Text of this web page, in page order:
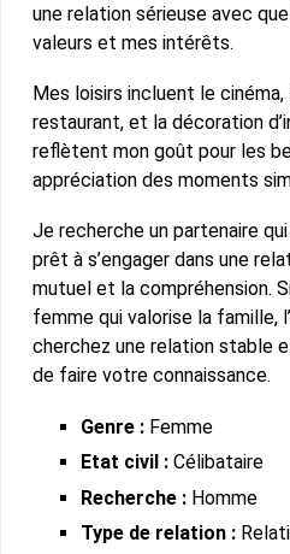
une relation sérieuse avec
valeurs et mes intérêts.
Mes loisirs incluent le
restaurant, et la décoration
reflètent mon goût pour les
appréciation des moments
Je recherche un partenaire
prêt à s’engager dans une
mutuel et la compréhension.
femme qui valorise la famille,
cherchez une relation stable
de faire votre connaissance.
Genre : Femme
Etat civil : Célibataire
Recherche : Homme
Type de relation :